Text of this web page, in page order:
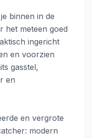
binnen in de
het meteen goed
ingericht
en voorzien
gasstel,
en
en vergrote
modern